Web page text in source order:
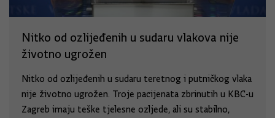
Nitko od ozlijeđenih u sudaru vlakova nije
životno ugrožen
Nitko od ozlijeđenih u sudaru teretnog i putničkog vlaka
nije životno ugrožen. Troje pacijenata zbrinutih u KBC-u
Zagreb imaju teške tjelesne ozljede, ali su stabilno,